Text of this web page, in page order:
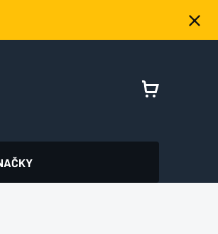
NÁKUPNÍ